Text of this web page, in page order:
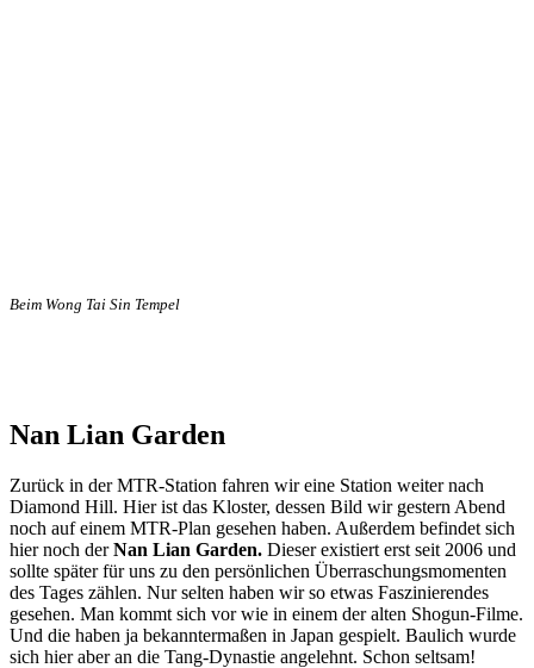
Beim Wong Tai Sin Tempel
Nan Lian Garden
Zurück in der MTR-Station fahren wir eine Station weiter nach
Diamond Hill. Hier ist das Kloster, dessen Bild wir gestern Abend
noch auf einem MTR-Plan gesehen haben. Außerdem befindet sich
hier noch derNan Lian Garden. Dieser existiert erst seit 2006 und
sollte später für uns zu den persönlichen Überraschungsmomenten
des Tages zählen. Nur selten haben wir so etwas Faszinierendes
gesehen. Man kommt sich vor wie in einem der alten Shogun-Filme.
Und die haben ja bekanntermaßen in Japan gespielt. Baulich wurde
sich hier aber an die Tang-Dynastie angelehnt. Schon seltsam!